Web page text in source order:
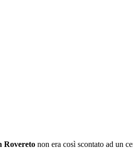
Rovereto non era così scontato ad un